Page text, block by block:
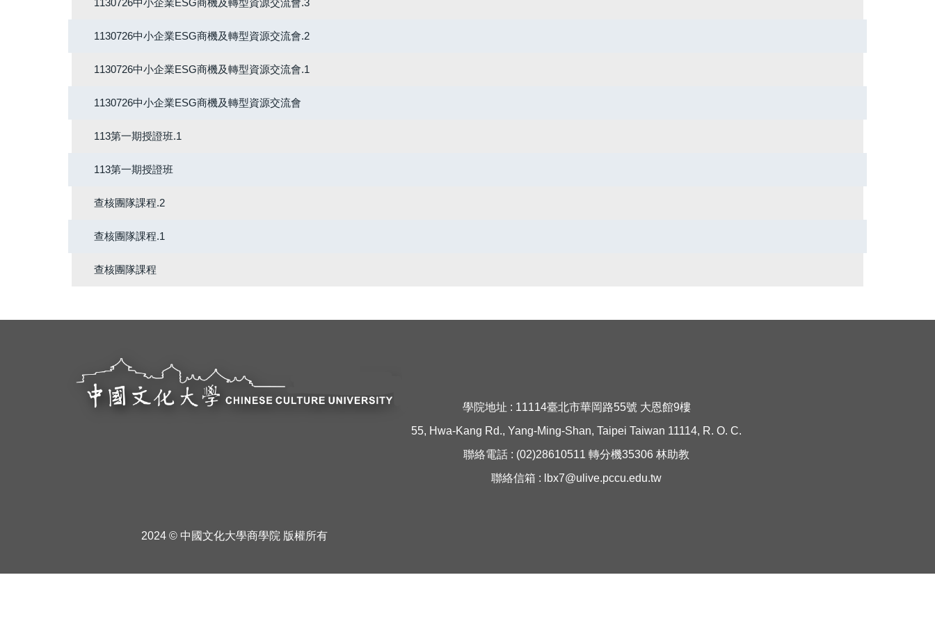
1130726中小企業ESG商機及轉型資源交流會.3
1130726中小企業ESG商機及轉型資源交流會.2
1130726中小企業ESG商機及轉型資源交流會.1
1130726中小企業ESG商機及轉型資源交流會
113第一期授證班.1
113第一期授證班
查核團隊課程.2
查核團隊課程.1
查核團隊課程
2024 © 中國文化大學商學院 版權所有
學院地址 : 11114臺北市華岡路55號 大恩館9樓
55, Hwa-Kang Rd., Yang-Ming-Shan, Taipei Taiwan 11114, R. O. C.
聯絡電話 : (02)28610511 轉分機35306 林助教
聯絡信箱 :
lbx7@ulive.pccu.edu.tw